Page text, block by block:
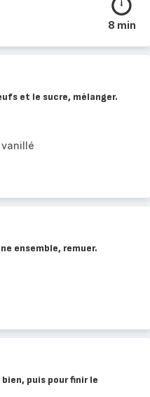
8 min
et le sucre, mélanger.
ensemble, remuer.
puis pour finir le